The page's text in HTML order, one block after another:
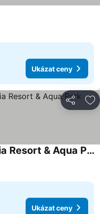
Ukázat ceny
Sdílet
Eagles Downtown Zahabia Resort & Aqua Park
Ukázat ceny